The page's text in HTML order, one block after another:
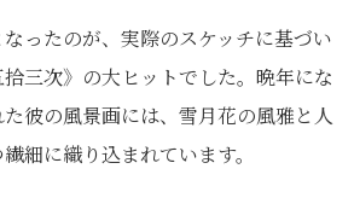
ったのが、実際のスケッチに基づい
三次》の大ヒットでした。晩年にな
彼の風景画には、雪月花の風雅と人
細に織り込まれています。